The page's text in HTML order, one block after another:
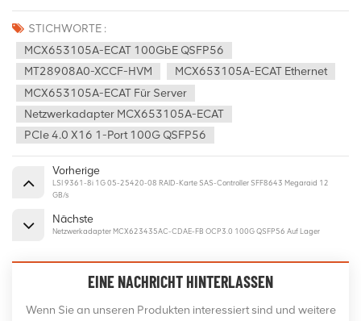
STICHWORTE :
MCX653105A-ECAT 100GbE QSFP56
MT28908A0-XCCF-HVM
MCX653105A-ECAT Ethernet
MCX653105A-ECAT Für Server
Netzwerkadapter MCX653105A-ECAT
PCIe 4.0 X16 1-Port 100G QSFP56
Vorherige
LSI 9361-8i 1G 05-25420-08 RAID-Karte SAS-Controller SFF8643 Megaraid 12
GB/s
Nächste
Netzwerkadapter MCX623435AC-CDAE-FB OCP3.0 100G QSFP56 Auf Lager
EINE NACHRICHT HINTERLASSEN
Wenn Sie an unseren Produkten interessiert sind und weitere